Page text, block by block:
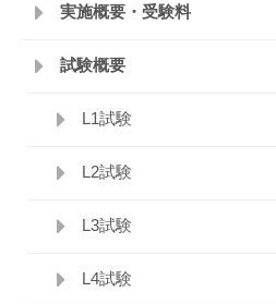
実施概要・受験料
試験概要
L1試験
L2試験
L3試験
L4試験